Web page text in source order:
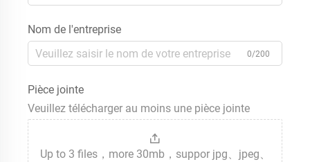
Nom de l'entreprise
0/200
Pièce jointe
Veuillez télécharger au moins une pièce jointe
Up to 3 files，more 30mb，suppor jpg、jpeg、